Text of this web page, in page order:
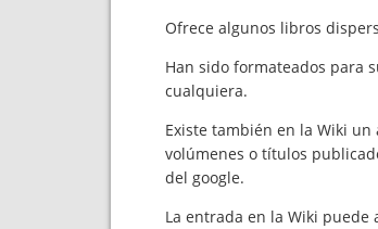
Ofrece algunos libros
Han sido formateados para
cualquiera.
Existe también en la Wiki
volúmenes o títulos
del google.
La entrada en la Wiki puede